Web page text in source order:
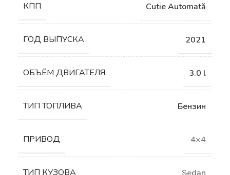
КПП Cutie Automată
ГОД ВЫПУСКА 2021
ОБЪЁМ ДВИГАТЕЛЯ 3.0 l
ТИП ТОПЛИВА Бензин
ПРИВОД 4×4
ТИП КУЗОВА